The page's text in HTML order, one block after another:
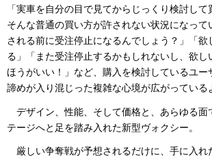
「実車を自分の目で見てからじっくり検討し
そんな普通の買い方が許されない状況になって
される前に受注停止になるんでしょう？」「欲
る」「また受注停止するかもしれないし、欲し
ほうがいい！」など、購入を検討しているユー
諦めが入り混じった複雑な心境が広がっている
デザイン、性能、そして価格と、あらゆる面
テージへと足を踏み入れた新型ヴォクシー。
厳しい争奪戦が予想されるだけに、手に入れ